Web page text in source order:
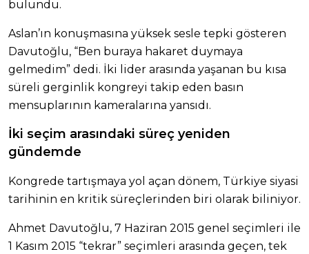
bulundu.
Aslan’ın konuşmasına yüksek sesle tepki gösteren
Davutoğlu, “Ben buraya hakaret duymaya
gelmedim” dedi. İki lider arasında yaşanan bu kısa
süreli gerginlik kongreyi takip eden basın
mensuplarının kameralarına yansıdı.
İki seçim arasındaki süreç yeniden
gündemde
Kongrede tartışmaya yol açan dönem, Türkiye siyasi
tarihinin en kritik süreçlerinden biri olarak biliniyor.
Ahmet Davutoğlu, 7 Haziran 2015 genel seçimleri ile
1 Kasım 2015 “tekrar” seçimleri arasında geçen, tek